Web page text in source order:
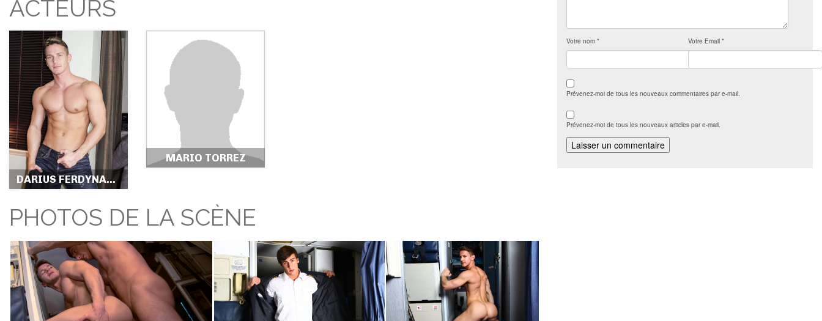
ACTEURS
DARIUS FERDYNAND
MARIO TORREZ
PHOTOS DE LA SCÈNE
Votre nom * Votre Email *
Prévenez-moi de tous les nouveaux commentaires par e-mail.
Prévenez-moi de tous les nouveaux articles par e-mail.